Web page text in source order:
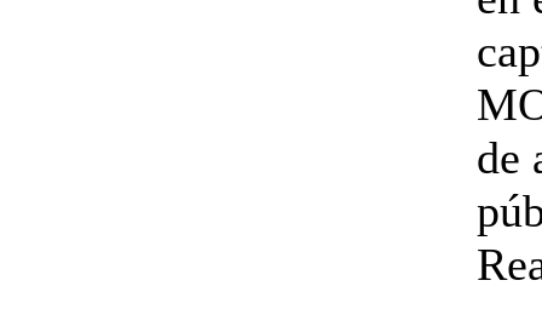
de